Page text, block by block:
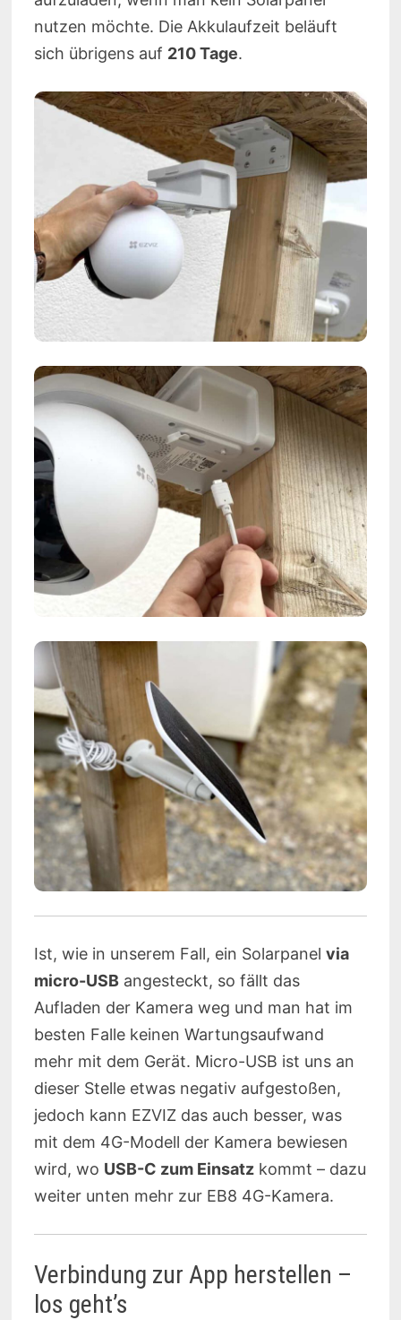
nutzen möchte. Die Akkulaufzeit beläuft
sich übrigens auf 210 Tage.
Ist, wie in unserem Fall, ein Solarpanel via
micro-USBangesteckt, so fällt das
Aufladen der Kamera weg und man hat im
besten Falle keinen Wartungsaufwand
mehr mit dem Gerät. Micro-USB ist uns an
dieser Stelle etwas negativ aufgestoßen,
jedoch kann EZVIZ das auch besser, was
mit dem 4G-Modell der Kamera bewiesen
wird, wo USB-C zum Einsatzkommt – dazu
weiter unten mehr zur EB8 4G-Kamera.
Verbindung zur App herstellen –
los geht’s